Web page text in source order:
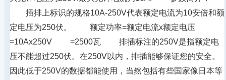
插排上标识的规格10A-250V代表额定电流为10安倍和额
定电压为250伏。 　　额定功率=额定电流x额定电压
=10Ax250V 　　=2500瓦 　　排插标注的250V是指额定电
压不能超过250伏。在250V以内，排插能够保证您的安全。
因此低于250V的数据都能使用，当然包括有些国家像日本等